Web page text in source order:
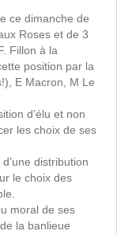
ce dimanche de
Roses et de 3
Fillon à la
position par la
E Macron, M Le
d’élu et non
les choix de ses
distribution
le choix des
moral de ses
la banlieue